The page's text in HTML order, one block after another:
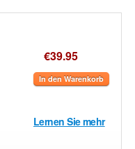
€39.95
In den Warenkorb
Lernen Sie mehr